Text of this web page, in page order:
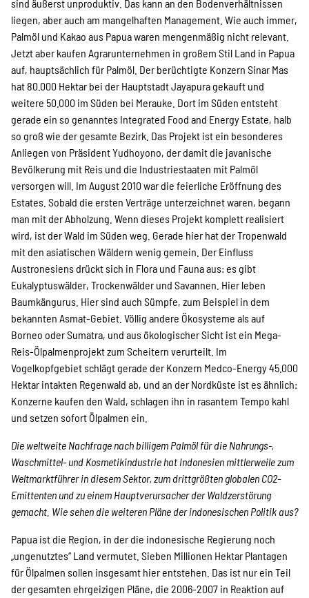
sind äußerst unproduktiv. Das kann an den Bodenverhältnissen
liegen, aber auch am mangelhaften Management. Wie auch immer,
Palmöl und Kakao aus Papua waren mengenmäßig nicht relevant.
Jetzt aber kaufen Agrarunternehmen in großem Stil Land in Papua
auf, hauptsächlich für Palmöl. Der berüchtigte Konzern Sinar Mas
hat 80.000 Hektar bei der Hauptstadt Jayapura gekauft und
weitere 50.000 im Süden bei Merauke. Dort im Süden entsteht
gerade ein so genanntes Integrated Food and Energy Estate, halb
so groß wie der gesamte Bezirk. Das Projekt ist ein besonderes
Anliegen von Präsident Yudhoyono, der damit die javanische
Bevölkerung mit Reis und die Industriestaaten mit Palmöl
versorgen will. Im August 2010 war die feierliche Eröffnung des
Estates. Sobald die ersten Verträge unterzeichnet waren, begann
man mit der Abholzung. Wenn dieses Projekt komplett realisiert
wird, ist der Wald im Süden weg. Gerade hier hat der Tropenwald
mit den asiatischen Wäldern wenig gemein. Der Einfluss
Austronesiens drückt sich in Flora und Fauna aus: es gibt
Eukalyptuswälder, Trockenwälder und Savannen. Hier leben
Baumkängurus. Hier sind auch Sümpfe, zum Beispiel in dem
bekannten Asmat-Gebiet. Völlig andere Ökosysteme als auf
Borneo oder Sumatra, und aus ökologischer Sicht ist ein Mega-
Reis-Ölpalmenprojekt zum Scheitern verurteilt. Im
Vogelkopfgebiet schlägt gerade der Konzern Medco-Energy 45.000
Hektar intakten Regenwald ab, und an der Nordküste ist es ähnlich:
Konzerne kaufen den Wald, schlagen ihn in rasantem Tempo kahl
und setzen sofort Ölpalmen ein.
Die weltweite Nachfrage nach billigem Palmöl für die Nahrungs-,
Waschmittel- und Kosmetikindustrie hat Indonesien mittlerweile zum
Weltmarktführer in diesem Sektor, zum drittgrößten globalen CO2-
Emittenten und zu einem Hauptverursacher der Waldzerstörung
gemacht. Wie sehen die weiteren Pläne der indonesischen Politik aus?
Papua ist die Region, in der die indonesische Regierung noch
„ungenutztes“ Land vermutet. Sieben Millionen Hektar Plantagen
für Ölpalmen sollen insgesamt hier entstehen. Das ist nur ein Teil
der gesamten ehrgeizigen Pläne, die 2006-2007 in Reaktion auf